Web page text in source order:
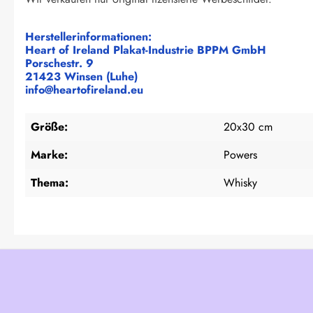
Herstellerinformationen:
Heart of Ireland Plakat-Industrie BPPM GmbH
Porschestr. 9
21423 Winsen (Luhe)
info@heartofireland.eu
Größe:
20x30 cm
Marke:
Powers
Thema:
Whisky